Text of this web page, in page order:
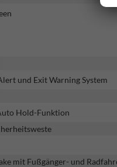
und Exit Warning System
Hold-Funktion
mit Fußgänger- und